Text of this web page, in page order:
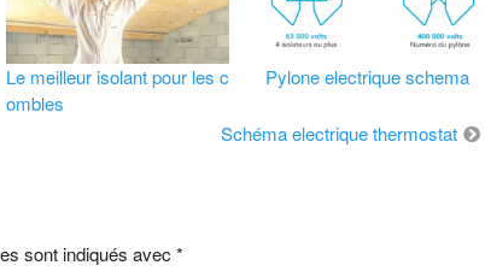
Le meilleur isolant pour les c
ombles
Pylone electrique schema
Schéma electrique thermostat
sont indiqués avec *